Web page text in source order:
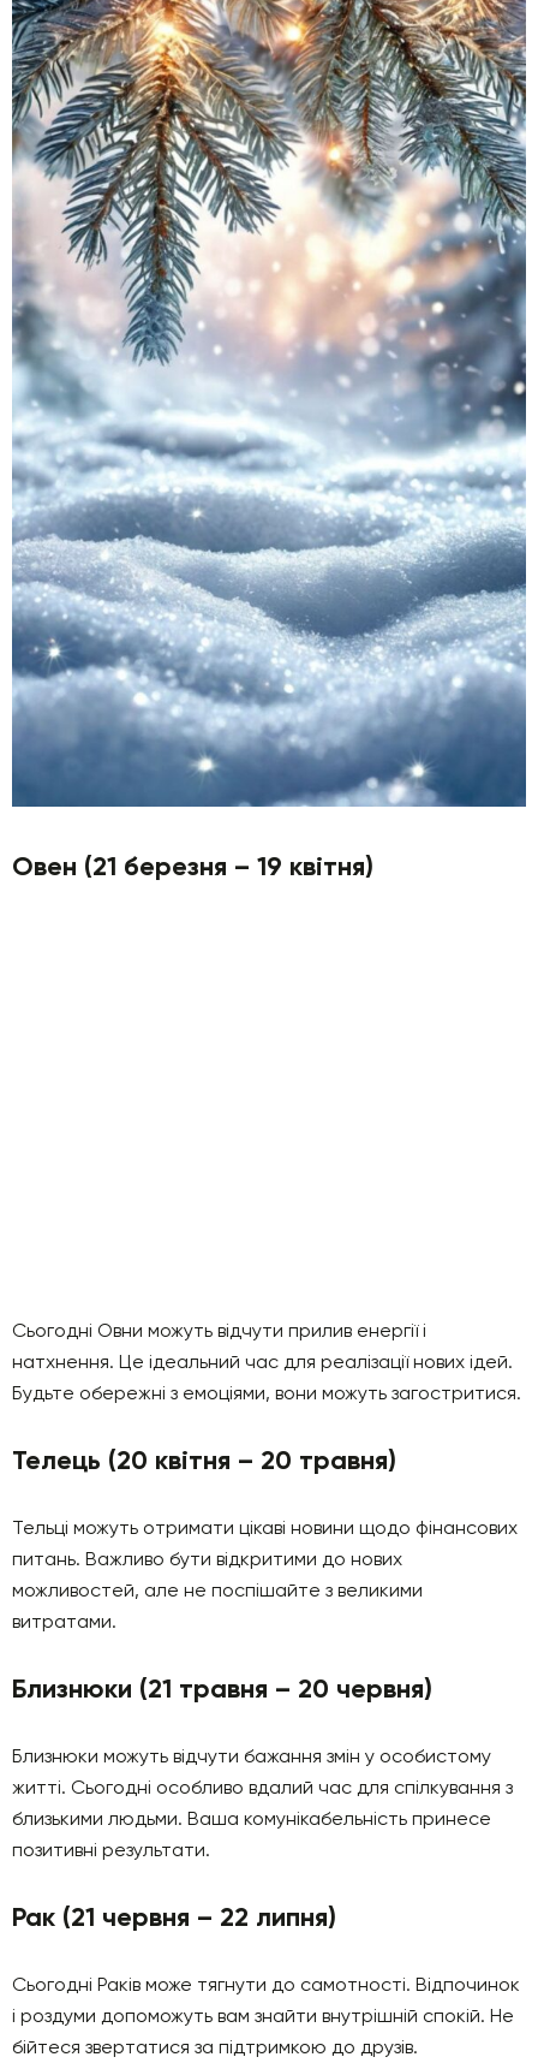
Овен (21 березня – 19 квітня)
Сьогодні Овни можуть відчути прилив енергії і
натхнення. Це ідеальний час для реалізації нових ідей.
Будьте обережні з емоціями, вони можуть загостритися.
Телець (20 квітня – 20 травня)
Тельці можуть отримати цікаві новини щодо фінансових
питань. Важливо бути відкритими до нових
можливостей, але не поспішайте з великими
витратами.
Близнюки (21 травня – 20 червня)
Близнюки можуть відчути бажання змін у особистому
житті. Сьогодні особливо вдалий час для спілкування з
близькими людьми. Ваша комунікабельність принесе
позитивні результати.
Рак (21 червня – 22 липня)
Сьогодні Раків може тягнути до самотності. Відпочинок
і роздуми допоможуть вам знайти внутрішній спокій. Не
бійтеся звертатися за підтримкою до друзів.